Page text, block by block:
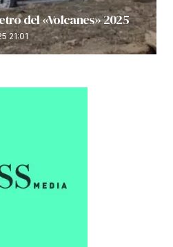
del «Volcanes» 2025
21:01